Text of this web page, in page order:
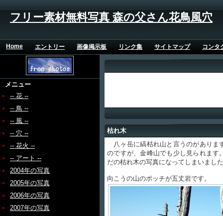
フリー素材無料写真 森の父さん花鳥風穴
Home エントリー 画像掲示板 リンク集 サイトマップ コンタ
メニュー
-- 花 --
-- 鳥 --
-- 風 --
-- 穴 --
-- 花火 --
-- アート --
2004年の写真
2005年の写真
2006年の写真
2007年の写真
枯れ木
八ヶ岳に縞枯れ山と言うのがありま
のですが、金峰山でも少し見られます
だの枯れ木の写真になってしまいまし
向こうの山のポッチが五丈岩です。